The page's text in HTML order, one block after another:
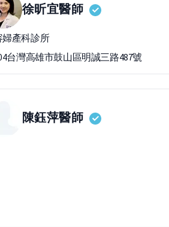
徐昕宜醫師
婦產科診所
台灣高雄市鼓山區明誠三路487號
陳鈺萍醫師